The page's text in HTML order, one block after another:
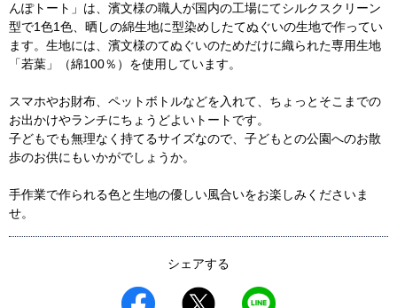
んぽトート」は、濱文様の職人が国内の工場にてシルクスクリーン
型で1色1色、晒しの綿生地に型染めしたてぬぐいの生地で作ってい
ます。生地には、濱文様のてぬぐいのためだけに織られた専用生地
「若葉」（綿100％）を使用しています。
スマホやお財布、ペットボトルなどを入れて、ちょっとそこまでの
お出かけやランチにちょうどよいトートです。
子どもでも無理なく持てるサイズなので、子どもとの公園へのお散
歩のお供にもいかがでしょうか。
手作業で作られる色と生地の優しい風合いをお楽しみくださいま
せ。
シェアする